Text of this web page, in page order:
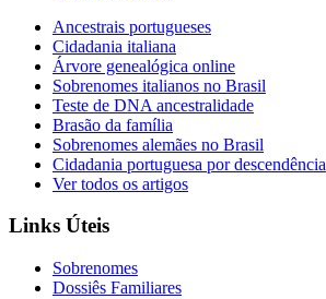
Ancestrais portugueses
Cidadania italiana
Árvore genealógica online
Sobrenomes italianos no Brasil
Teste de DNA ancestralidade
Brasão da família
Sobrenomes alemães no Brasil
Cidadania portuguesa por descendência
Ver todos os artigos
Links Úteis
Sobrenomes
Dossiês Familiares